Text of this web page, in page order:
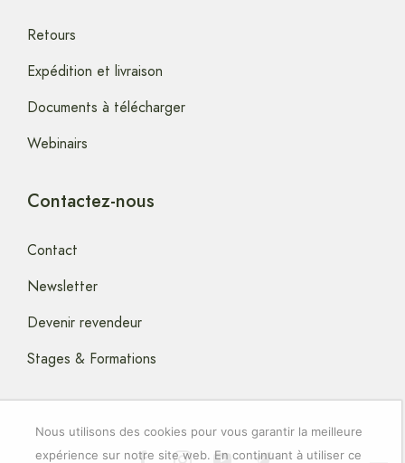
Retours
Expédition et livraison
Documents à télécharger
Webinairs
Contactez-nous
Contact
Newsletter
Devenir revendeur
Stages & Formations
Nous utilisons des cookies pour vous garantir la meilleure
expérience sur notre site web. En continuant à utiliser ce